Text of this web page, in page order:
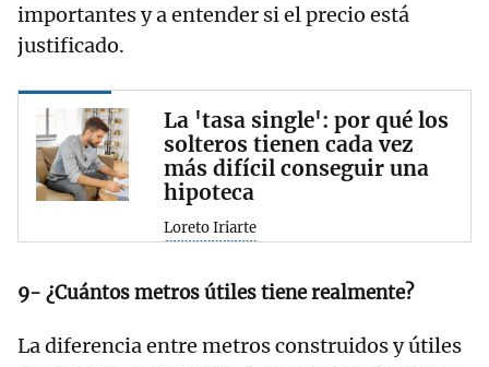
importantes y a entender si el precio está
justificado.
La 'tasa single': por qué los
solteros tienen cada vez
más difícil conseguir una
hipoteca
Loreto Iriarte
9- ¿Cuántos metros útiles tiene realmente?
La diferencia entre metros construidos y útiles